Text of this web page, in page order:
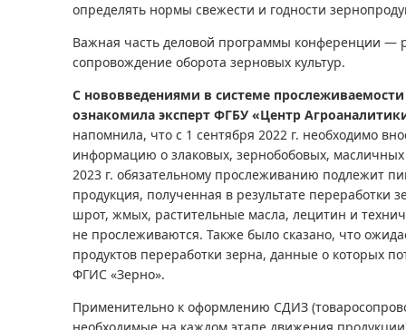
определять нормы свежести и годности
Важная часть деловой программы конференции —
сопровождение оборота зерновых культур.
С нововведениями в системе
ознакомила эксперт ФГБУ «Центр
напомнила, что с 1 сентября 2022 г. необходимо
информацию о злаковых, зернобобовых, масличных
2023 г. обязательному прослеживанию подлежит
продукция, полученная в результате переработки
шрот, жмых, растительные масла, лецитин и
не прослеживаются. Также было сказано, что
продуктов переработки зерна, данные о которых
ФГИС «Зерно».
Применительно к оформлению СДИЗ